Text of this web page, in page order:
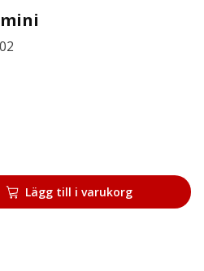
Lägg till i varukorg